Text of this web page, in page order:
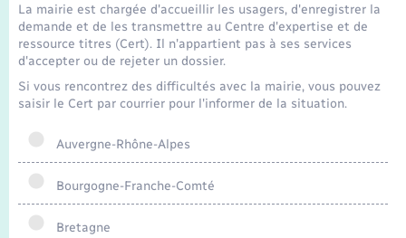
La mairie est chargée d'accueillir les usagers, d'enregistrer la
demande et de les transmettre au Centre d'expertise et de
ressource titres (Cert). Il n'appartient pas à ses services
d'accepter ou de rejeter un dossier.
Si vous rencontrez des difficultés avec la mairie, vous pouvez
saisir le Cert par courrier pour l'informer de la situation.
Auvergne-Rhône-Alpes
Bourgogne-Franche-Comté
Bretagne